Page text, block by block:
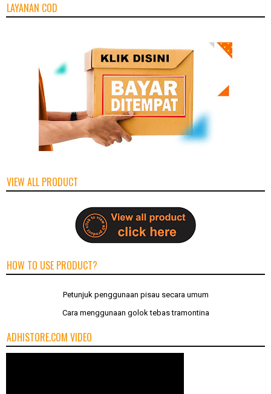
LAYANAN COD
VIEW ALL PRODUCT
HOW TO USE PRODUCT?
Petunjuk penggunaan pisau secara umum
Cara menggunaan golok tebas tramontina
ADHISTORE.COM VIDEO